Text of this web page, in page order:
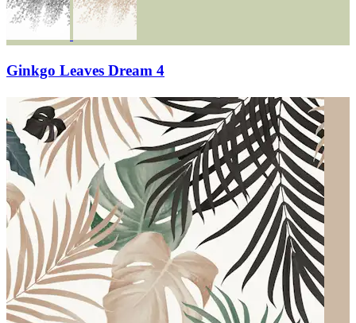
Ginkgo Leaves Dream 4